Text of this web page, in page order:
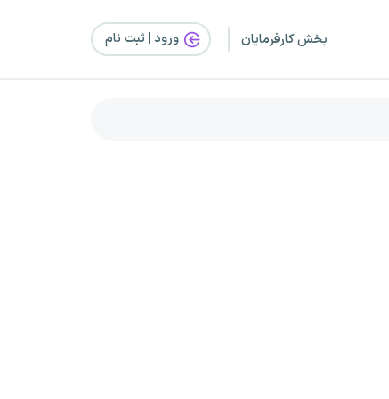
بخش کارفرمایان ورود | ثبت‌ نام